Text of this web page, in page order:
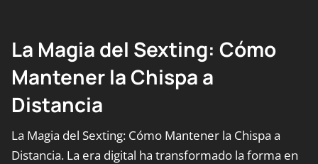
La Magia del Sexting: Cómo
Mantener la Chispa a
Distancia
La Magia del Sexting: Cómo Mantener la Chispa a
Distancia. La era digital ha transformado la forma en